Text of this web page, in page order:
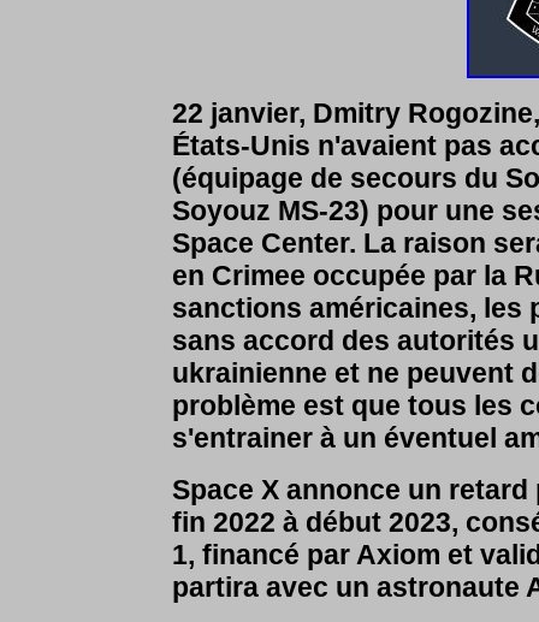
22 janvier, Dmitry
États-Unis n'avaient pas
(équipage de secours du
Soyouz MS-23) pour une
Space Center. La raison
en Crimee occupée par la
sanctions américaines, les
sans accord des autorités
ukrainienne et ne peuvent
problème est que tous les
s'entrainer à un éventuel
Space X annonce un
fin 2022 à début 2023,
1, financé par Axiom et
partira avec un astronaute